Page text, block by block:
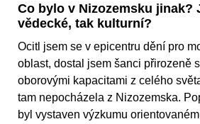
Co bylo v Nizozemsku jinak?
vědecké, tak kulturní?
Ocitl jsem se v epicentru dění pro
oblast, dostal jsem šanci přirozeně
oborovými kapacitami z celého
tam nepocházela z Nizozemska.
byl vystaven výzkumu